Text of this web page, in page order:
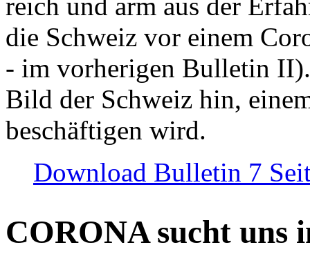
die Schweiz vor einem
- im vorherigen Bulletin
Bild der Schweiz hin,
beschäftigen wird.
Download Bulletin 7
CORONA sucht uns